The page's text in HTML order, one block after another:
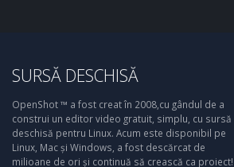
SURSĂ DESCHISĂ
OpenShot ™ a fost creat în 2008,cu gândul de a
construi un editor video gratuit, simplu, cu sursă
deschisă pentru Linux. Acum este disponibil pe
Linux, Mac și Windows, a fost descărcat de
milioane de ori și continuă să crească ca proiect!